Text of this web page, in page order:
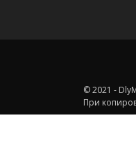
© 2021 -
При